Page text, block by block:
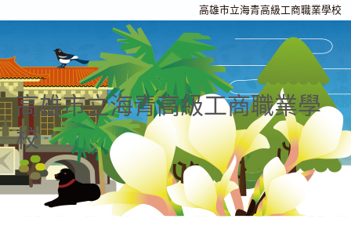
高雄市立海青高級工商職業學校
高雄市立海青高級工商職業學
校